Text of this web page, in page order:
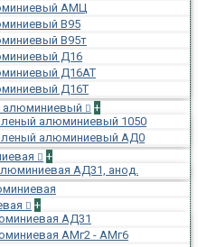
АМЦ
В95
В95т
Д16
Д16АТ
Д16Т
алюминиевый
+
алюминиевый 1050
алюминиевый АД0
+
АД31, анод.
+
АД31
АМг2 - АМг6